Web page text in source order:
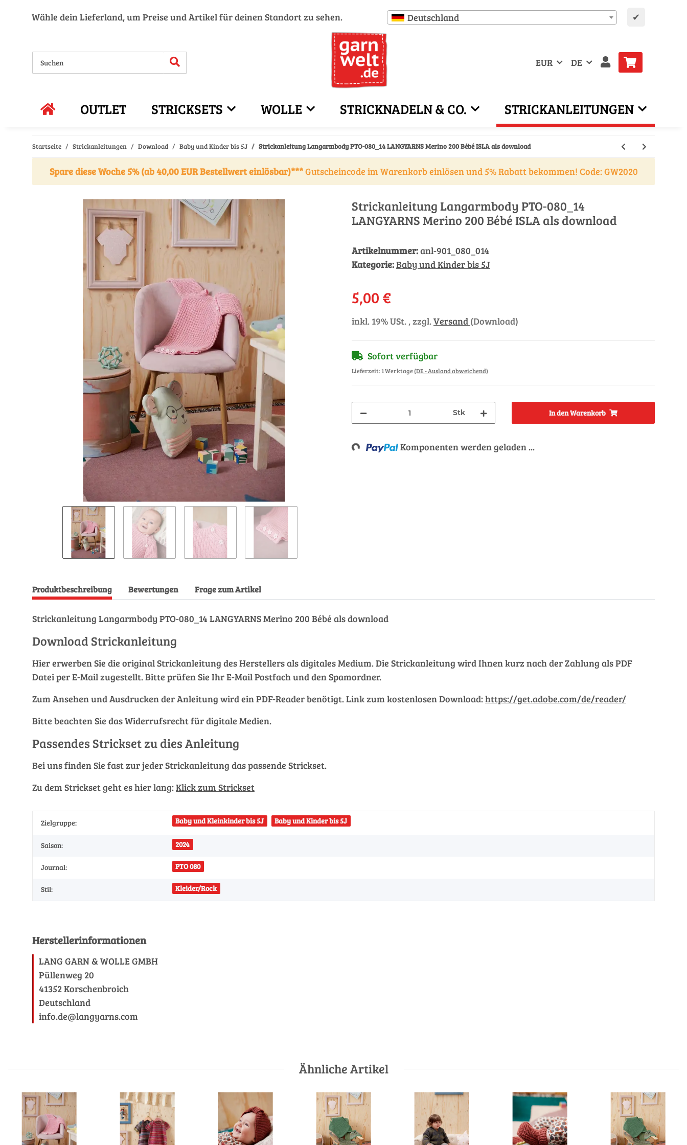
Wähle dein Lieferland, um Preise und Artikel für deinen Standort zu sehen. Deutschland ✔
EUR DE
OUTLET STRICKSETS WOLLE STRICKNADELN & CO. STRICKANLEITUNGEN
Startseite Strickanleitungen Download Baby und Kinder bis 5J Strickanleitung Langarmbody PTO-080_14 LANGYARNS Merino 200 Bébé ISLA als download
Spare diese Woche 5% (ab 40,00 EUR Bestellwert einlösbar)***Gutscheincode im Warenkorb einlösen und 5% Rabatt bekommen! Code: GW2020
Strickanleitung Langarmbody PTO-080_14
LANGYARNS Merino 200 Bébé ISLA als download
Artikelnummer:anl-901_080_014
Kategorie:Baby und Kinder bis 5J
5,00 €
inkl. 19% USt. , zzgl.Versand (Download)
Sofort verfügbar
Lieferzeit:1 Werktage(DE - Ausland abweichend)
Stk In den Warenkorb
Loading... Komponenten werden geladen ...
Produktbeschreibung Bewertungen Frage zum Artikel
Strickanleitung Langarmbody PTO-080_14 LANGYARNS Merino 200 Bébé als download
Download Strickanleitung
Hier erwerben Sie die original Strickanleitung des Herstellers als digitales Medium. Die Strickanleitung wird Ihnen kurz nach der Zahlung als PDF
Datei per E-Mail zugestellt. Bitte prüfen Sie Ihr E-Mail Postfach und den Spamordner.
Zum Ansehen und Ausdrucken der Anleitung wird ein PDF-Reader benötigt. Link zum kostenlosen Download:https://get.adobe.com/de/reader/
Bitte beachten Sie das Widerrufsrecht für digitale Medien.
Passendes Strickset zu dies Anleitung
Bei uns finden Sie fast zur jeder Strickanleitung das passende Strickset.
Zu dem Strickset geht es hier lang:Klick zum Strickset
Zielgruppe: Baby und Kleinkinder bis 5J Baby und Kinder bis 5J
Saison: 2024
Journal: PTO 080
Stil: Kleider/Rock
Herstellerinformationen
LANG GARN & WOLLE GMBH
Püllenweg 20
41352 Korschenbroich
Deutschland
info.de@langyarns.com
Ähnliche Artikel